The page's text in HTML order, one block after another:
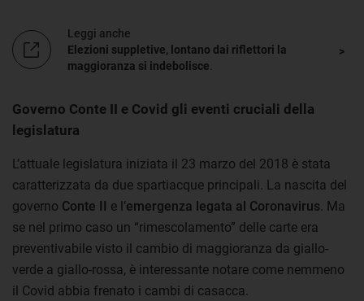
Leggi anche
Elezioni suppletive, lontano dai riflettori la
maggioranza si indebolisce
Governo Conte II e Covid gli eventi cruciali della
legislatura
L’attuale legislatura iniziata il 23 marzo del 2018 è stata
caratterizzata da due spartiacque principali. La nascita del
governo Conte II e l’emergenza legata al Coronavirus . Ma
se nel primo caso un “rimescolamento” delle carte era
preventivabile visto il cambio di maggioranza da giallo-
verde a giallo-rossa, è interessante notare come nemmeno
il Covid abbia frenato i cambi di casacca.